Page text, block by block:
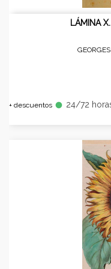
LÁMINA
+ descuentos fiber_manual_record 24/72